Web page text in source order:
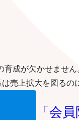
成が欠かせません
売上拡大を図るの
「会